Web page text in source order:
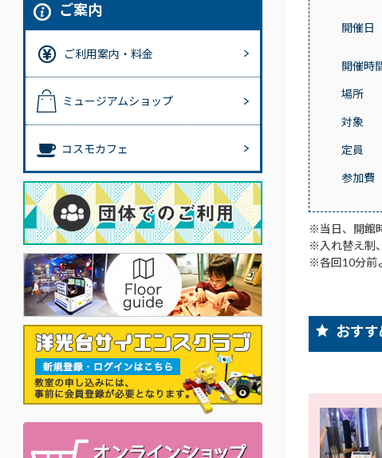
ご案内
ご利用案内・料金
ミュージアムショップ
コスモカフェ
開催日
開催時
場所
対象
定員
参加費
※当日、開館
※入れ替え制
※各回10分前
おす